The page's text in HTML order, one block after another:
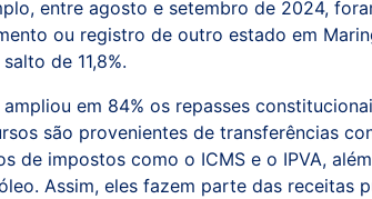
entre agosto e setembro de 2024,
ou registro de outro estado em
de 11,8%.
em 84% os repasses
são provenientes de transferências
de impostos como o ICMS e o IPVA,
Assim, eles fazem parte das receitas